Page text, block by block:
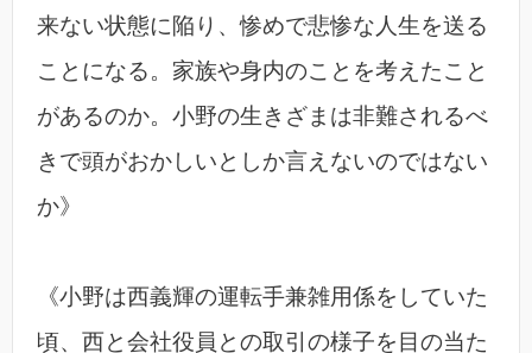
来ない状態に陥り、惨めで悲惨な人生を送る
ことになる。家族や身内のことを考えたこと
があるのか。小野の生きざまは非難されるべ
きで頭がおかしいとしか言えないのではない
か》
《小野は西義輝の運転手兼雑用係をしていた
頃、西と会社役員との取引の様子を目の当た